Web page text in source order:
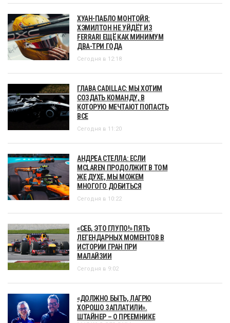
ХУАН-ПАБЛО МОНТОЙЯ:
ХЭМИЛТОН НЕ УЙДЁТ ИЗ
FERRARI ЕЩЁ КАК МИНИМУМ
ДВА-ТРИ ГОДА
Сегодня в 12:18
ГЛАВА CADILLAC: МЫ ХОТИМ
СОЗДАТЬ КОМАНДУ, В
КОТОРУЮ МЕЧТАЮТ ПОПАСТЬ
ВСЕ
Сегодня в 11:20
АНДРЕА СТЕЛЛА: ЕСЛИ
MCLAREN ПРОДОЛЖИТ В ТОМ
ЖЕ ДУХЕ, МЫ МОЖЕМ
МНОГОГО ДОБИТЬСЯ
Сегодня в 10:22
«СЕБ, ЭТО ГЛУПО!» ПЯТЬ
ЛЕГЕНДАРНЫХ МОМЕНТОВ В
ИСТОРИИ ГРАН ПРИ
МАЛАЙЗИИ
Сегодня в 9:02
«ДОЛЖНО БЫТЬ, ЛАГРЮ
ХОРОШО ЗАПЛАТИЛИ».
ШТАЙНЕР – О ПРЕЕМНИКЕ